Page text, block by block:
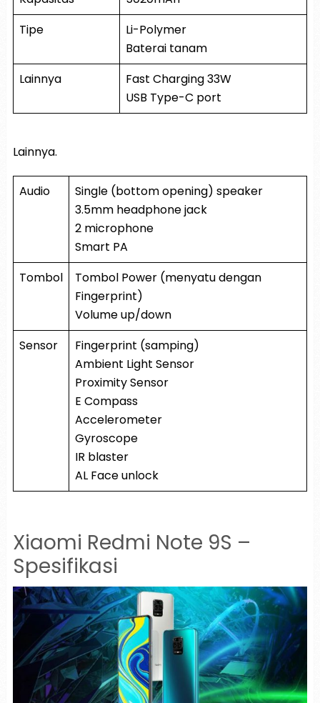
Tipe
Li-Polymer
Baterai tanam
Lainnya
Fast Charging 33W
USB Type-C port
Lainnya.
Audio
Single (bottom opening) speaker
3.5mm headphone jack
2 microphone
Smart PA
Tombol
Tombol Power (menyatu dengan
Fingerprint)
Volume up/down
Sensor
Fingerprint (samping)
Ambient Light Sensor
Proximity Sensor
E Compass
Accelerometer
Gyroscope
IR blaster
AL Face unlock
Xiaomi Redmi Note 9S –
Spesifikasi